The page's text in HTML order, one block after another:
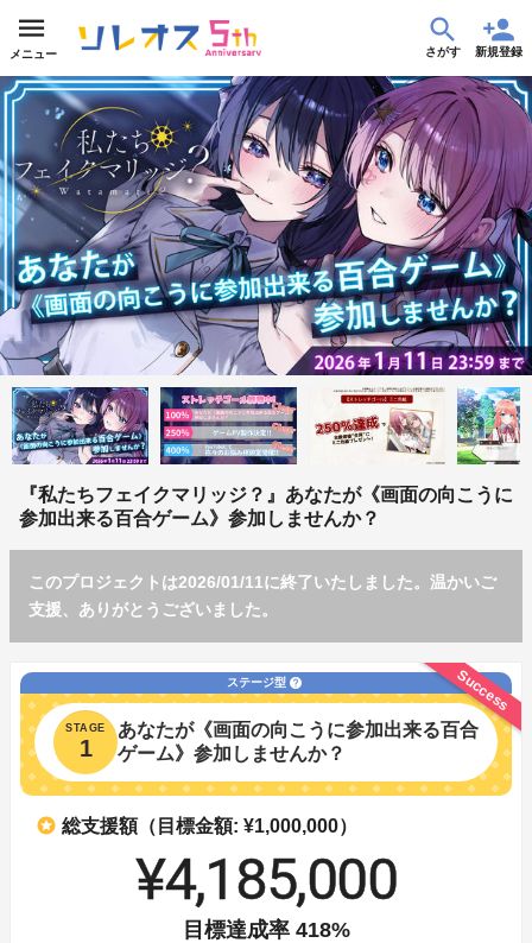
メニュー さがす 新規登録
『私たちフェイクマリッジ？』あなたが《画面の向こうに
参加出来る百合ゲーム》参加しませんか？
このプロジェクトは2026/01/11に終了いたしました。温かいご
支援、ありがとうございました。
Success
ステージ型 help
STAGE
1
あなたが《画面の向こうに参加出来る百合
ゲーム》参加しませんか？
stars 総支援額（目標金額: ¥1,000,000）
¥4,185,000
目標達成率 418%